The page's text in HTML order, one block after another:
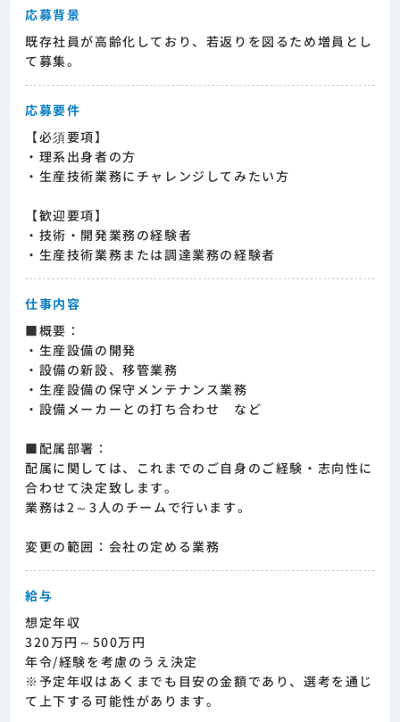
応募背景
既存社員が高齢化しており、若返りを図るため増員とし
て募集。
応募要件
【必須要項】
・理系出身者の方
・生産技術業務にチャレンジしてみたい方
【歓迎要項】
・技術・開発業務の経験者
・生産技術業務または調達業務の経験者
仕事内容
■概要：
・生産設備の開発
・設備の新設、移管業務
・生産設備の保守メンテナンス業務
・設備メーカーとの打ち合わせ など
■配属部署：
配属に関しては、これまでのご自身のご経験・志向性に
合わせて決定致します。
業務は2～3人のチームで行います。
変更の範囲：会社の定める業務
給与
想定年収
320万円～500万円
年令/経験を考慮のうえ決定
※予定年収はあくまでも目安の金額であり、選考を通じ
て上下する可能性があります。